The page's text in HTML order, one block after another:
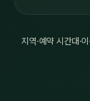
지역·예약 시간대·